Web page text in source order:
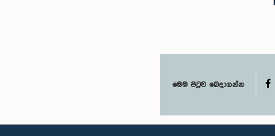
මෙම පිටුව බෙදාගන්න